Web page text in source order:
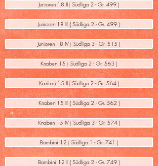
Junioren 18 II ( Südliga 2 - Gr. 499 )
Junioren 18 III ( Südliga 2 - Gr. 499 )
Junioren 18 IV ( Südliga 3 - Gr. 515 )
Knaben 15 ( Südliga 2 - Gr. 563 )
Knaben 15 II ( Südliga 2 - Gr. 564 )
Knaben 15 III ( Südliga 2 - Gr. 562 )
Knaben 15 IV ( Südliga 3 - Gr. 574 )
Bambini 12 ( Südliga 1 - Gr. 741 )
Bambini 12 II ( Südliga 2 - Gr. 749 )